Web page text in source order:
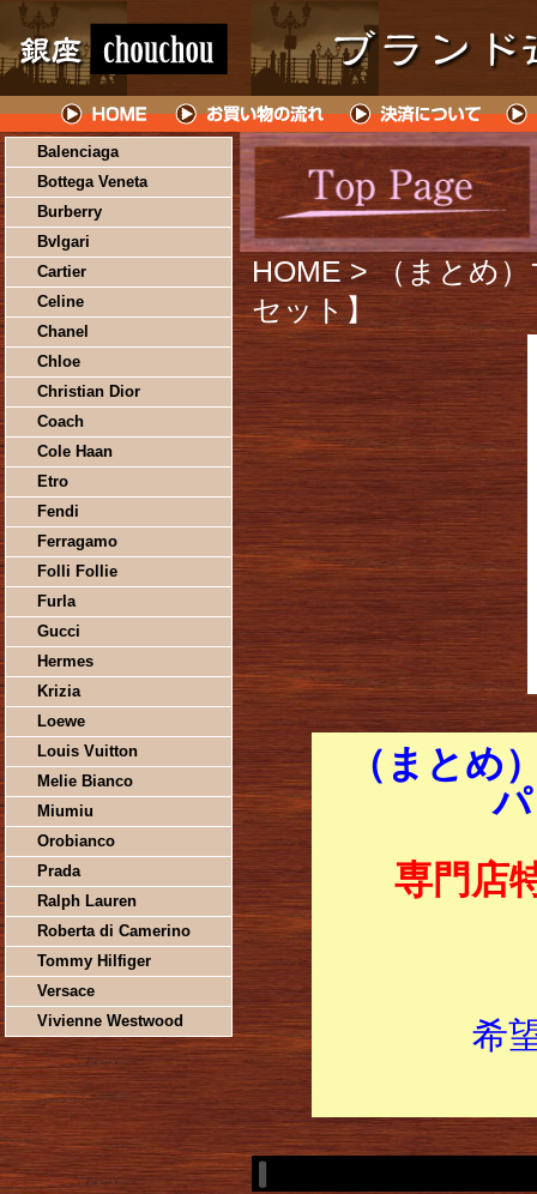
Balenciaga
Bottega Veneta
Burberry
Bvlgari
Cartier
Celine
Chanel
Chloe
Christian Dior
Coach
Cole Haan
Etro
Fendi
Ferragamo
Folli Follie
Furla
Gucci
Hermes
Krizia
Loewe
Louis Vuitton
Melie Bianco
Miumiu
Orobianco
Prada
Ralph Lauren
Roberta di Camerino
Tommy Hilfiger
Versace
Vivienne Westwood
HOME > （まとめ
セット】
（まとめ
専門店
希